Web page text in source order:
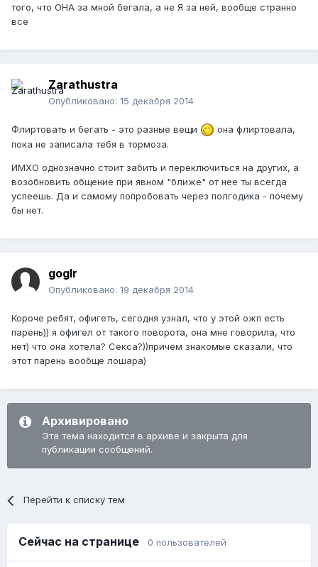
того, что ОНА за мной бегала, а не Я за ней, вообще странно
все
Zarathustra
Опубликовано: 15 декабря 2014
Флиртовать и бегать - это разные вещи
она флиртовала,
пока не записала тебя в тормоза.
ИМХО однозначно стоит забить и переключиться на других, а
возобновить общение при явном "ближе" от нее ты всегда
успеешь. Да и самому попробовать через полгодика - почему
бы нет.
goglr
Опубликовано: 19 декабря 2014
Короче ребят, офигеть, сегодня узнал, что у этой ожп есть
парень)) я офигел от такого поворота, она мне говорила, что
нет) что она хотела? Секса?))причем знакомые сказали, что
этот парень вообще лошара)
Архивировано
Эта тема находится в архиве и закрыта для
публикации сообщений.
Перейти к списку тем
Сейчас на странице 0 пользователей